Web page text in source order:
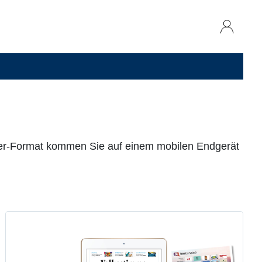
Format kommen Sie auf einem mobilen Endgerät
digital im Web oder in der App
mind. 12 Monate lesen